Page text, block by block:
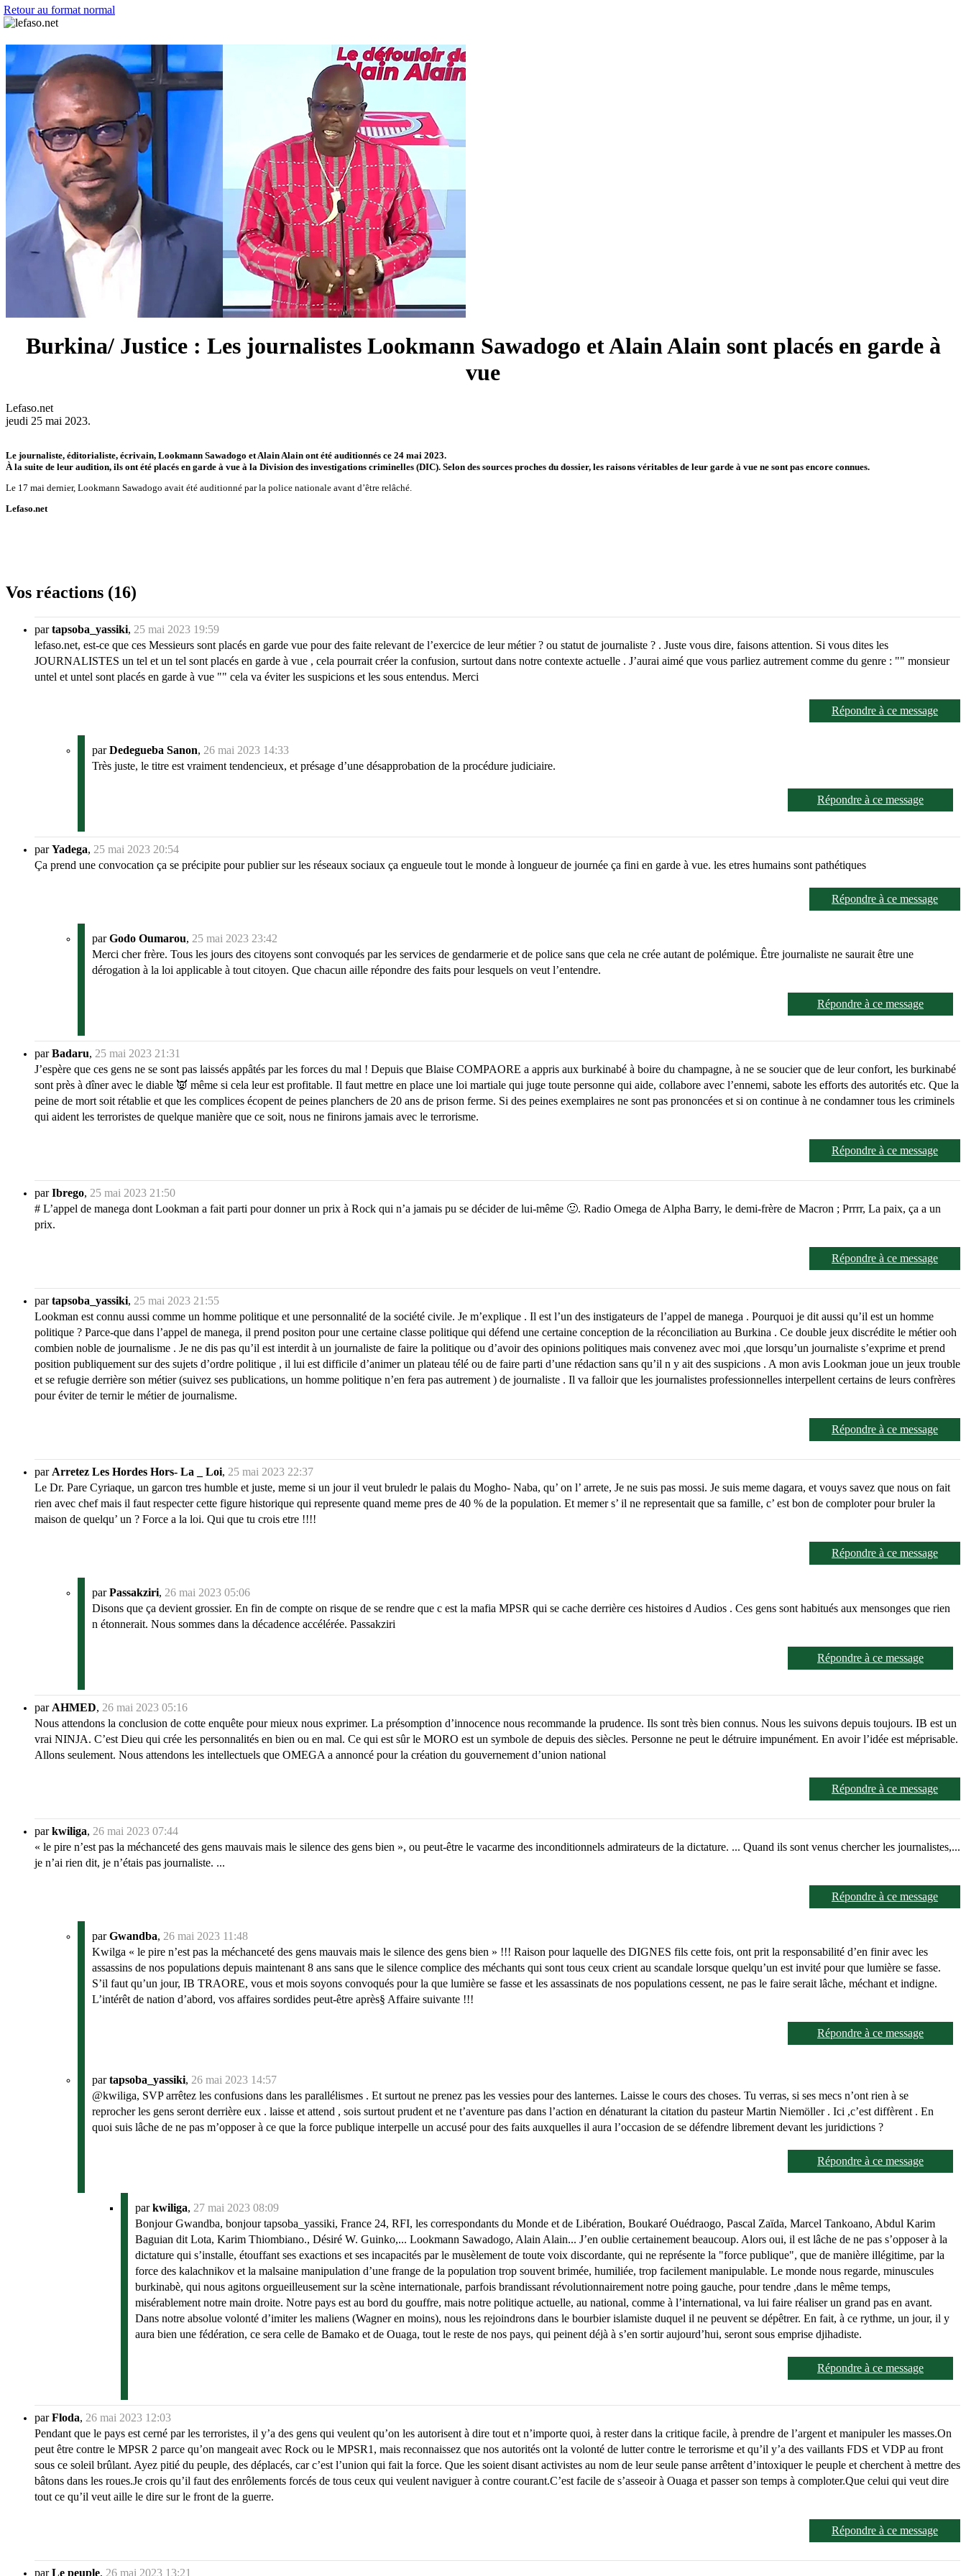
Retour au format normal
Burkina/ Justice : Les journalistes Lookmann Sawadogo et Alain Alain sont placés en garde à
vue
Lefaso.net
jeudi 25 mai 2023.
Le journaliste, éditorialiste, écrivain, Lookmann Sawadogo et Alain Alain ont été auditionnés ce 24 mai 2023.
À la suite de leur audition, ils ont été placés en garde à vue à la Division des investigations criminelles (DIC). Selon des sources proches du dossier, les raisons véritables de leur garde à vue ne sont pas encore connues.
Le 17 mai dernier, Lookmann Sawadogo avait été auditionné par la police nationale avant d’être relâché.
Lefaso.net
Vos réactions (16)
partapsoba_yassiki, 25 mai 2023 19:59
lefaso.net, est-ce que ces Messieurs sont placés en garde vue pour des faite relevant de l’exercice de leur métier ? ou statut de journaliste ? . Juste vous dire, faisons attention. Si vous dites les
JOURNALISTES un tel et un tel sont placés en garde à vue , cela pourrait créer la confusion, surtout dans notre contexte actuelle . J’aurai aimé que vous parliez autrement comme du genre : "" monsieur
untel et untel sont placés en garde à vue "" cela va éviter les suspicions et les sous entendus. Merci
Répondre à ce message
parDedegueba Sanon, 26 mai 2023 14:33
Très juste, le titre est vraiment tendencieux, et présage d’une désapprobation de la procédure judiciaire.
Répondre à ce message
parYadega, 25 mai 2023 20:54
Ça prend une convocation ça se précipite pour publier sur les réseaux sociaux ça engueule tout le monde à longueur de journée ça fini en garde à vue. les etres humains sont pathétiques
Répondre à ce message
parGodo Oumarou, 25 mai 2023 23:42
Merci cher frère. Tous les jours des citoyens sont convoqués par les services de gendarmerie et de police sans que cela ne crée autant de polémique. Être journaliste ne saurait être une
dérogation à la loi applicable à tout citoyen. Que chacun aille répondre des faits pour lesquels on veut l’entendre.
Répondre à ce message
parBadaru, 25 mai 2023 21:31
J’espère que ces gens ne se sont pas laissés appâtés par les forces du mal ! Depuis que Blaise COMPAORE a appris aux burkinabé à boire du champagne, à ne se soucier que de leur confort, les burkinabé
sont près à dîner avec le diable 👿 même si cela leur est profitable. Il faut mettre en place une loi martiale qui juge toute personne qui aide, collabore avec l’ennemi, sabote les efforts des autorités etc. Que la
peine de mort soit rétablie et que les complices écopent de peines planchers de 20 ans de prison ferme. Si des peines exemplaires ne sont pas prononcées et si on continue à ne condamner tous les criminels
qui aident les terroristes de quelque manière que ce soit, nous ne finirons jamais avec le terrorisme.
Répondre à ce message
parIbrego, 25 mai 2023 21:50
# L’appel de manega dont Lookman a fait parti pour donner un prix à Rock qui n’a jamais pu se décider de lui-même 🙂. Radio Omega de Alpha Barry, le demi-frère de Macron ; Prrrr, La paix, ça a un
prix.
Répondre à ce message
partapsoba_yassiki, 25 mai 2023 21:55
Lookman est connu aussi comme un homme politique et une personnalité de la société civile. Je m’explique . Il est l’un des instigateurs de l’appel de manega . Pourquoi je dit aussi qu’il est un homme
politique ? Parce-que dans l’appel de manega, il prend positon pour une certaine classe politique qui défend une certaine conception de la réconciliation au Burkina . Ce double jeux discrédite le métier ooh
combien noble de journalisme . Je ne dis pas qu’il est interdit à un journaliste de faire la politique ou d’avoir des opinions politiques mais convenez avec moi ,que lorsqu’un journaliste s’exprime et prend
position publiquement sur des sujets d’ordre politique , il lui est difficile d’animer un plateau télé ou de faire parti d’une rédaction sans qu’il n y ait des suspicions . A mon avis Lookman joue un jeux trouble
et se refugie derrière son métier (suivez ses publications, un homme politique n’en fera pas autrement ) de journaliste . Il va falloir que les journalistes professionnelles interpellent certains de leurs confrères
pour éviter de ternir le métier de journalisme.
Répondre à ce message
par Arretez Les Hordes Hors- La _ Loi, 25 mai 2023 22:37
Le Dr. Pare Cyriaque, un garcon tres humble et juste, meme si un jour il veut bruledr le palais du Mogho- Naba, qu’ on l’ arrete, Je ne suis pas mossi. Je suis meme dagara, et vouys savez que nous on fait
rien avec chef mais il faut respecter cette figure historique qui represente quand meme pres de 40 % de la population. Et memer s’ il ne representait que sa famille, c’ est bon de comploter pour bruler la
maison de quelqu’ un ? Force a la loi. Qui que tu crois etre !!!!
Répondre à ce message
parPassakziri, 26 mai 2023 05:06
Disons que ça devient grossier. En fin de compte on risque de se rendre que c est la mafia MPSR qui se cache derrière ces histoires d Audios . Ces gens sont habitués aux mensonges que rien
n étonnerait. Nous sommes dans la décadence accélérée. Passakziri
Répondre à ce message
par AHMED, 26 mai 2023 05:16
Nous attendons la conclusion de cotte enquête pour mieux nous exprimer. La présomption d’innocence nous recommande la prudence. Ils sont très bien connus. Nous les suivons depuis toujours. IB est un
vrai NINJA. C’est Dieu qui crée les personnalités en bien ou en mal. Ce qui est sûr le MORO est un symbole de depuis des siècles. Personne ne peut le détruire impunément. En avoir l’idée est méprisable.
Allons seulement. Nous attendons les intellectuels que OMEGA a annoncé pour la création du gouvernement d’union national
Répondre à ce message
parkwiliga, 26 mai 2023 07:44
« le pire n’est pas la méchanceté des gens mauvais mais le silence des gens bien », ou peut-être le vacarme des inconditionnels admirateurs de la dictature. ... Quand ils sont venus chercher les journalistes,...
je n’ai rien dit, je n’étais pas journaliste. ...
Répondre à ce message
parGwandba, 26 mai 2023 11:48
Kwilga « le pire n’est pas la méchanceté des gens mauvais mais le silence des gens bien » !!! Raison pour laquelle des DIGNES fils cette fois, ont prit la responsabilité d’en finir avec les
assassins de nos populations depuis maintenant 8 ans sans que le silence complice des méchants qui sont tous ceux crient au scandale lorsque quelqu’un est invité pour que lumière se fasse.
S’il faut qu’un jour, IB TRAORE, vous et mois soyons convoqués pour la que lumière se fasse et les assassinats de nos populations cessent, ne pas le faire serait lâche, méchant et indigne.
L’intérêt de nation d’abord, vos affaires sordides peut-être après§ Affaire suivante !!!
Répondre à ce message
partapsoba_yassiki, 26 mai 2023 14:57
@kwiliga, SVP arrêtez les confusions dans les parallélismes . Et surtout ne prenez pas les vessies pour des lanternes. Laisse le cours des choses. Tu verras, si ses mecs n’ont rien à se
reprocher les gens seront derrière eux . laisse et attend , sois surtout prudent et ne t’aventure pas dans l’action en dénaturant la citation du pasteur Martin Niemöller . Ici ,c’est diffèrent . En
quoi suis lâche de ne pas m’opposer à ce que la force publique interpelle un accusé pour des faits auxquelles il aura l’occasion de se défendre librement devant les juridictions ?
Répondre à ce message
parkwiliga, 27 mai 2023 08:09
Bonjour Gwandba, bonjour tapsoba_yassiki, France 24, RFI, les correspondants du Monde et de Libération, Boukaré Ouédraogo, Pascal Zaïda, Marcel Tankoano, Abdul Karim
Baguian dit Lota, Karim Thiombiano., Désiré W. Guinko,... Lookmann Sawadogo, Alain Alain... J’en oublie certainement beaucoup. Alors oui, il est lâche de ne pas s’opposer à la
dictature qui s’installe, étouffant ses exactions et ses incapacités par le musèlement de toute voix discordante, qui ne représente la "force publique", que de manière illégitime, par la
force des kalachnikov et la malsaine manipulation d’une frange de la population trop souvent brimée, humiliée, trop facilement manipulable. Le monde nous regarde, minuscules
burkinabè, qui nous agitons orgueilleusement sur la scène internationale, parfois brandissant révolutionnairement notre poing gauche, pour tendre ,dans le même temps,
misérablement notre main droite. Notre pays est au bord du gouffre, mais notre politique actuelle, au national, comme à l’international, va lui faire réaliser un grand pas en avant.
Dans notre absolue volonté d’imiter les maliens (Wagner en moins), nous les rejoindrons dans le bourbier islamiste duquel il ne peuvent se dépêtrer. En fait, à ce rythme, un jour, il y
aura bien une fédération, ce sera celle de Bamako et de Ouaga, tout le reste de nos pays, qui peinent déjà à s’en sortir aujourd’hui, seront sous emprise djihadiste.
Répondre à ce message
parFloda, 26 mai 2023 12:03
Pendant que le pays est cerné par les terroristes, il y’a des gens qui veulent qu’on les autorisent à dire tout et n’importe quoi, à rester dans la critique facile, à prendre de l’argent et manipuler les masses.On
peut être contre le MPSR 2 parce qu’on mangeait avec Rock ou le MPSR1, mais reconnaissez que nos autorités ont la volonté de lutter contre le terrorisme et qu’il y’a des vaillants FDS et VDP au front
sous ce soleil brûlant. Ayez pitié du peuple, des déplacés, car c’est l’union qui fait la force. Que les soient disant activistes au nom de leur seule panse arrêtent d’intoxiquer le peuple et cherchent à mettre des
bâtons dans les roues.Je crois qu’il faut des enrôlements forcés de tous ceux qui veulent naviguer à contre courant.C’est facile de s’asseoir à Ouaga et passer son temps à comploter.Que celui qui veut dire
tout ce qu’il veut aille le dire sur le front de la guerre.
Répondre à ce message
parLe peuple, 26 mai 2023 13:21